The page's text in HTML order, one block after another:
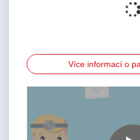
Více informací o